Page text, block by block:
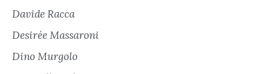
Davide Racca
Desirée Massaroni
Dino Murgolo